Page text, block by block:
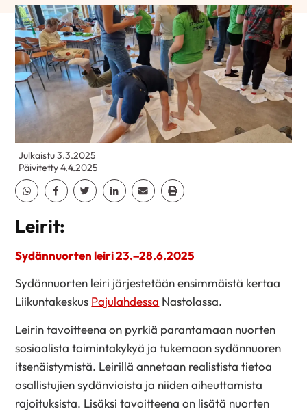
Julkaistu 3.3.2025
Päivitetty 4.4.2025
Jaa Whatsapp
Jaa Facebook
Jaa TwitterJaa Linkedin
Jaa EmailJaa Print
Leirit:
Sydännuorten leiri 23.–28.6.2025
Sydännuorten leiri järjestetään ensimmäistä kertaa
Liikuntakeskus Pajulahdessa Nastolassa.
Leirin tavoitteena on pyrkiä parantamaan nuorten
sosiaalista toimintakykyä ja tukemaan sydännuoren
itsenäistymistä. Leirillä annetaan realistista tietoa
osallistujien sydänvioista ja niiden aiheuttamista
rajoituksista. Lisäksi tavoitteena on lisätä nuorten